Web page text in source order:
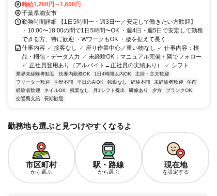
歩1分
時給1,200円～1,600円
千葉県浦安市
勤務時間詳細 【1日5時間〜・週3日〜／安定して働きたい方歓迎】
・10:00〜18:00の間で1日5時間〜OK ・週4日・週5日で安定して勤務
できる方、特に歓迎 ・WワークもOK ・腰を据えて長く...
仕事内容 ✓ 接客なし ✓ 座り作業中心／重い物なし ✓ 仕事内容：検
品・梱包・データ入力 ✓ 未経験OK：マニュアル完備＋隣でフォロー
✓ 正社員登用あり（アルバイト→正社員の実績あり） ✓ シフト...
業界未経験者歓迎 扶養内勤務OK 1日4時間以内OK
主婦・主夫歓迎
フリーター歓迎
学歴不問 平日のみOK 転勤なし 経験不問 未経験者歓迎
午前
経験者歓迎
ネイルOK 残業なし 月1シフト提出 研修あり 夕方
ブランクOK
交通費支給
長期歓迎
勤務地も選ぶと見つけやすくなるよ
市区町村
から選ぶ
駅・路線
から選ぶ
現在地
を設定する